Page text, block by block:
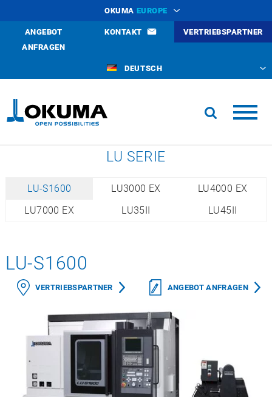
OKUMA EUROPE
ANGEBOT
ANFRAGEN
KONTAKT VERTRIEBSPARTNER
DEUTSCH
LU SERIE
LU-S1600 LU3000 EX
LU4000 EX
LU7000 EX
LU35II LU45II
LU-S1600
VERTRIEBSPARTNER ANGEBOT ANFRAGEN